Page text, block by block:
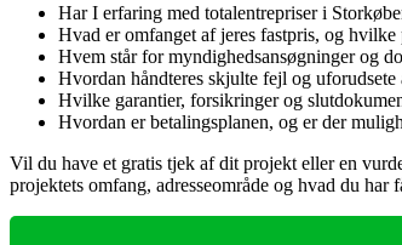
Har I erfaring med totalentrepriser i
Hvad er omfanget af jeres fastpris, og hvilke
Hvem står for myndighedsansøgninger og
Hvordan håndteres skjulte fejl og
Hvilke garantier, forsikringer og
Hvordan er betalingsplanen, og er der
Vil du have et gratis tjek af dit projekt eller en
projektets omfang, adresseområde og hvad du